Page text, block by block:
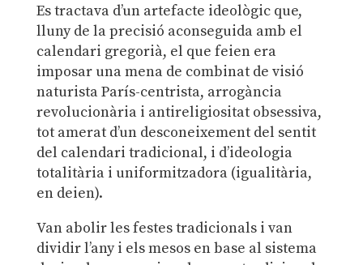
Es tractava d’un artefacte ideològic que,
lluny de la precisió aconseguida amb el
calendari gregorià, el que feien era
imposar una mena de combinat de visió
naturista París-centrista, arrogància
revolucionària i antireligiositat obsessiva,
tot amerat d’un desconeixement del sentit
del calendari tradicional, i d’ideologia
totalitària i uniformitzadora (igualitària,
en deien).
Van abolir les festes tradicionals i van
dividir l’any i els mesos en base al sistema